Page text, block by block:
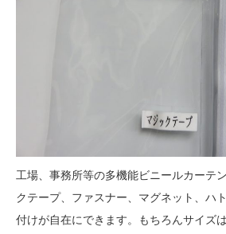
工場、事務所等の多機能ビニールカーテ
クテープ、ファスナー、マグネット、ハ
付けが自在にできます。もちろんサイズ